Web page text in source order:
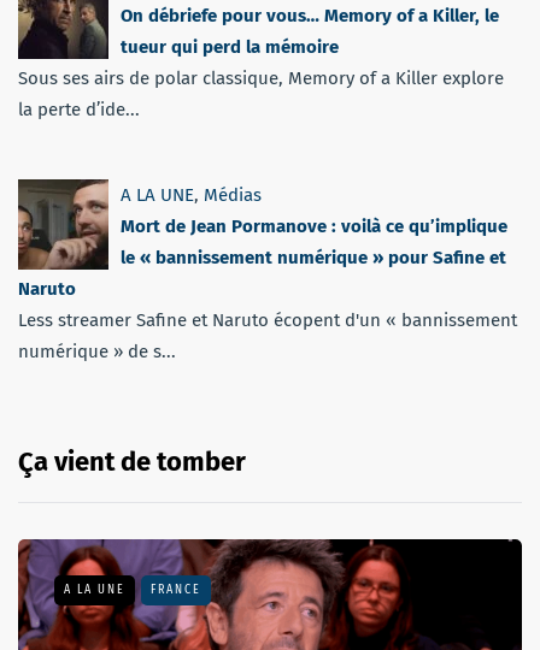
On débriefe pour vous… Memory of a Killer, le
tueur qui perd la mémoire
Sous ses airs de polar classique, Memory of a Killer explore
la perte d’ide...
A LA UNE, Médias
Mort de Jean Pormanove : voilà ce qu’implique
le « bannissement numérique » pour Safine et
Naruto
Less streamer Safine et Naruto écopent d'un « bannissement
numérique » de s...
Ça vient de tomber
A LA UNE FRANCE